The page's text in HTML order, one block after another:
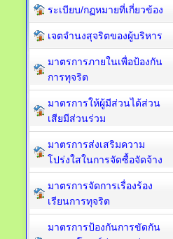
ระเบียบ/กฏหมายที่เกี่ยวข้อง
เจตจำนงสุจริตของผู้บริหาร
มาตรการภายในเพื่อป้องกัน
การทุจริต​
มาตรการให้ผู้มีส่วนได้ส่วน
เสียมีส่วนร่วม
มาตรการส่งเสริมความ
โปร่งใสในการจัดซื้อจัดจ้าง
มาตรการจัดการเรื่องร้อง
เรียนการทุจริต
มาตรการป้องกันการขัดกัน